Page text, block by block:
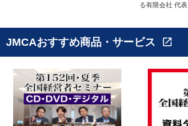
る有限会社 代表
JMCAおすすめ商品・サービス open_in_new